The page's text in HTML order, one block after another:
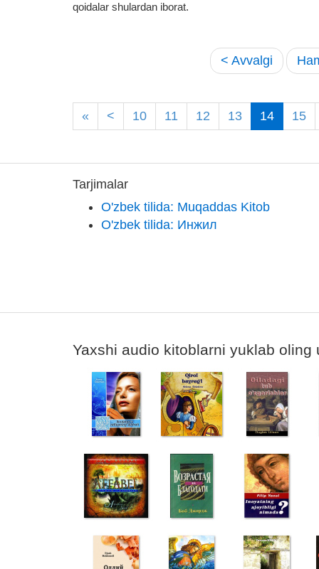
qoidalar shulardan iborat.
< Avvalgi
« < 10 11 12 13 14 15
Tarjimalar
O'zbek tilida: Muqaddas Kitob
O'zbek tilida: Инжил
Yaxshi audio kitoblarni yuklab oling